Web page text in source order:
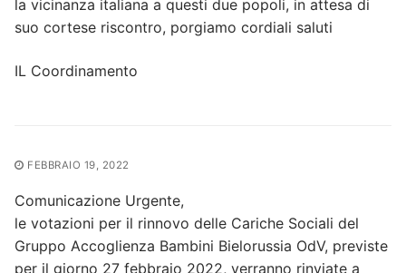
la vicinanza italiana a questi due popoli, in attesa di
suo cortese riscontro, porgiamo cordiali saluti
IL Coordinamento
FEBBRAIO 19, 2022
Comunicazione Urgente,
le votazioni per il rinnovo delle Cariche Sociali del
Gruppo Accoglienza Bambini Bielorussia OdV, previste
per il giorno 27 febbraio 2022, verranno rinviate a